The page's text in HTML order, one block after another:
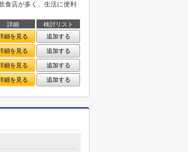
食店が多く、生活に便利
詳細
検討リスト
細を見る
追加する
細を見る
追加する
細を見る
追加する
細を見る 追加する